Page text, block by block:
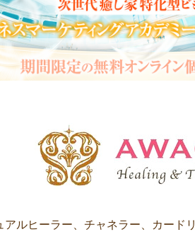
ルヒーラー、チャネラー、カード